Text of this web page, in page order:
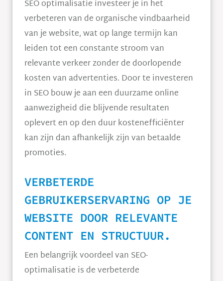
SEO optimalisatie investeer je in het
verbeteren van de organische vindbaarheid
van je website, wat op lange termijn kan
leiden tot een constante stroom van
relevante verkeer zonder de doorlopende
kosten van advertenties. Door te investeren
in SEO bouw je aan een duurzame online
aanwezigheid die blijvende resultaten
oplevert en op den duur kostenefficiënter
kan zijn dan afhankelijk zijn van betaalde
promoties.
VERBETERDE
GEBRUIKERSERVARING OP JE
WEBSITE DOOR RELEVANTE
CONTENT EN STRUCTUUR.
Een belangrijk voordeel van SEO-
optimalisatie is de verbeterde